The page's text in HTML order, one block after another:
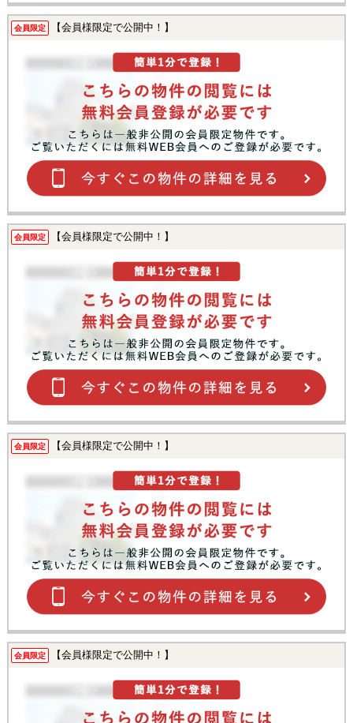
会員限定 【会員様限定で公開中！】
会員限定 【会員様限定で公開中！】
会員限定 【会員様限定で公開中！】
会員限定 【会員様限定で公開中！】